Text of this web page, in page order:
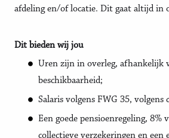
afdeling en/of locatie. Dit gaat altijd in
Dit bieden wij jou
Uren zijn in overleg, afhankelijk
beschikbaarheid;
Salaris volgens FWG 35, volgens
Een goede pensioenregeling, 8%
collectieve verzekeringen en een